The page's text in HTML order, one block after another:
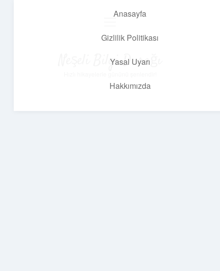
Anasayfa
Gizlilik Politikası
Yasal Uyarı
Hakkımızda
Neşeli Bilgi Durağı